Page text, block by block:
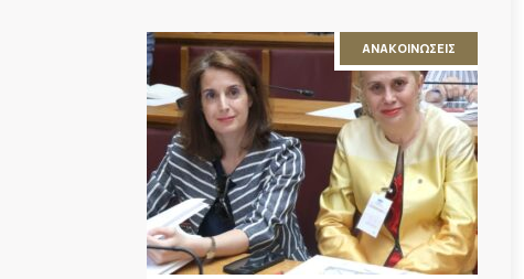
ΑΝΑΚΟΙΝΩΣΕΙΣ